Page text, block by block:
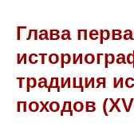
Глава
традиция
походов